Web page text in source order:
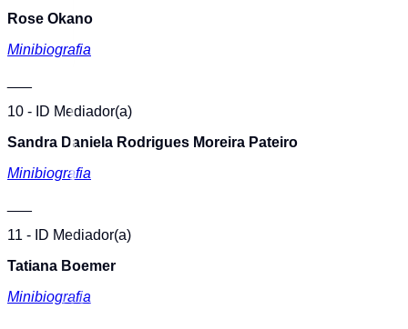
Rose Okano
Minibiografia
10 - ID Mediador(a)
Sandra Daniela Rodrigues Moreira Pateiro
Minibiografia
11 - ID Mediador(a)
Tatiana Boemer
Minibiografia